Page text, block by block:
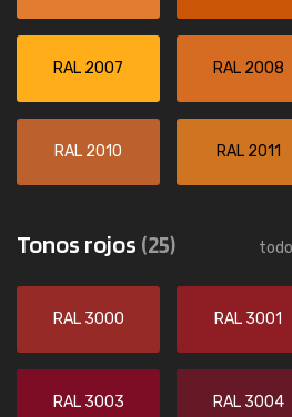
RAL 2007 RAL 2008
RAL 2010 RAL 2011
Tonos rojos (25)
RAL 3000 RAL 3001
RAL 3003 RAL 3004